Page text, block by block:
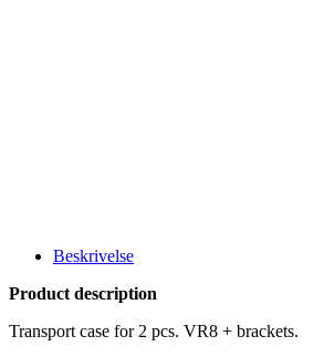
Beskrivelse
Product description
Transport case for 2 pcs. VR8 + brackets.